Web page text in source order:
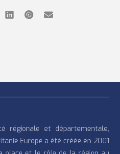
régionale et départementale,
Europe a été créée en 2001